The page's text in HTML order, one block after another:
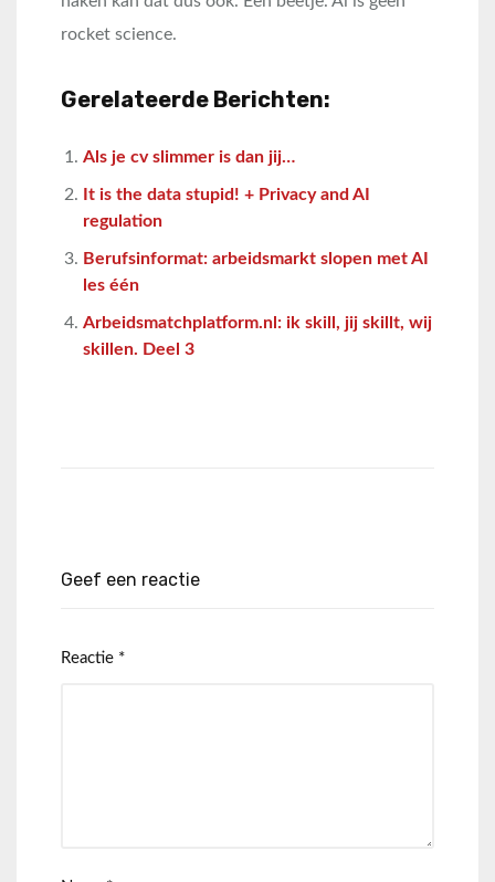
rocket science.
Gerelateerde Berichten:
Als je cv slimmer is dan jij…
It is the data stupid! + Privacy and AI
regulation
Berufsinformat: arbeidsmarkt slopen met AI
les één
Arbeidsmatchplatform.nl: ik skill, jij skillt, wij
skillen. Deel 3
Geef een reactie
Reactie *